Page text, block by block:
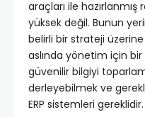
araçları ile
yüksek değil. Bunun
belirli bir strateji
aslında yönetim için
güvenilir bilgiyi
derleyebilmek ve
ERP sistemleri gereklidir.